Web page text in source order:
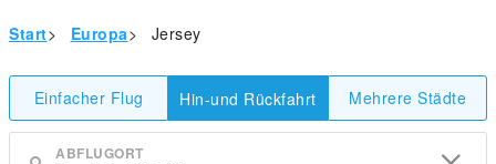
Start> Europa> Jersey
Einfacher Flug Hin-und Rückfahrt Mehrere Städte
ABFLUGORT